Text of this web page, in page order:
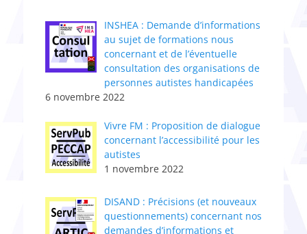
INSHEA : Demande d’informations
au sujet de formations nous
concernant et de l’éventuelle
consultation des organisations de
personnes autistes handicapées
6 novembre 2022
Vivre FM : Proposition de dialogue
concernant l’accessibilité pour les
autistes
1 novembre 2022
DISAND : Précisions (et nouveaux
questionnements) concernant nos
demandes d’informations et